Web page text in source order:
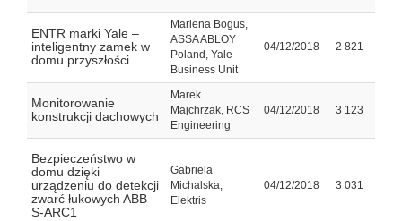
ENTR marki Yale –
inteligentny zamek w
domu przyszłości
Marlena Bogus,
ASSA ABLOY
Poland, Yale
Business Unit
04/12/2018 2 821
Monitorowanie
konstrukcji dachowych
Marek
Majchrzak, RCS
Engineering
04/12/2018 3 123
Bezpieczeństwo w
domu dzięki
urządzeniu do detekcji
zwarć łukowych ABB
S-ARC1
Gabriela
Michalska,
Elektris
04/12/2018 3 031